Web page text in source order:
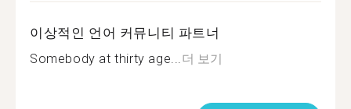
이상적인 언어 커뮤니티 파트너
Somebody at thirty age...더 보기